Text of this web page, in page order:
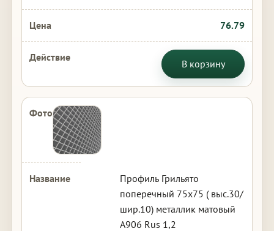
76.79
В корзину
Профиль Грильято
поперечный 75х75 ( выс.30/
шир.10) металлик матовый
А906 Rus 1,2